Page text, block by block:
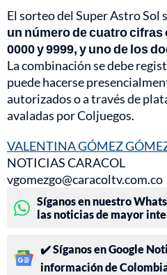
El sorteo del Super Astro Sol
un número de cuatro
0000 y 9999, y uno de los
La combinación se debe
puede hacerse
autorizados o a través de
avaladas por Coljuegos.
VALENTINA GÓMEZ
NOTICIAS CARACOL
vgomezgo@caracoltv.com.co
Síganos en nuestro
las noticias de mayor
✔️ Síganos en Google
información de